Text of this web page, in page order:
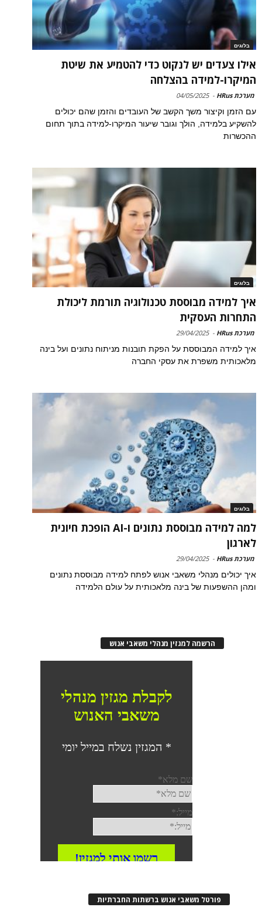
בלוגים
אילו צעדים יש לנקוט כדי להטמיע את שיטת
המיקרו-למידה בהצלחה
מערכת HRus -
04/05/2025
עם הזמן וקיצור משך הקשב של העובדים והזמן שהם יכולים
להשקיע בלמידה, הולך וגובר שיעור המיקרו-למידה בתוך תחום
ההכשרות
בלוגים
איך למידה מבוססת טכנולוגיה תורמת ליכולת
התחרות העסקית
מערכת HRus -
29/04/2025
איך למידה המבוססת על הפקת תובנות מניתוח נתונים ועל בינה
מלאכותית משפרת את עסקי החברה
בלוגים
למה למידה מבוססת נתונים ו-AI הופכת חיונית
לארגון
מערכת HRus -
29/04/2025
איך יכולים מנהלי משאבי אנוש לפתח למידה מבוססת נתונים
ומהן ההשפעות של בינה מלאכותית על עולם הלמידה
הרשמה למגזין מנהלי משאבי אנוש
פורטל משאבי אנוש ברשתות החברתיות